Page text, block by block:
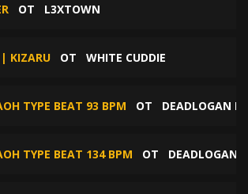
ОТ L3XTOWN
KIZARU ОТ WHITE CUDDIE
TYPE BEAT 93 BPM ОТ DEADLOGAN
TYPE BEAT 134 BPM ОТ DEADLOGAN